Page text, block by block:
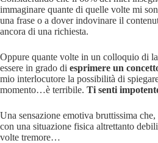
immaginare quante di quelle volte mi
una frase o a dover indovinare il
ancora di una richiesta.
Oppure quante volte in un colloquio di
essere in grado di esprimere un
mio interlocutore la possibilità di
momento…è terribile. Ti senti
Una sensazione emotiva bruttissima
con una situazione fisica altrettanto
volte tremore…